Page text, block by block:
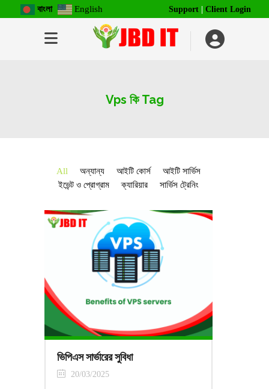
বাংলা English Support Client Login
Vps কি Tag
All অন্যান্য আইটি কোর্স
আইটি সার্ভিস
ইভেন্ট ও প্রোগ্রাম
ক্যারিয়ার সার্ভিস ট্রেনিং
ভিপিএস সার্ভারের সুবিধা
20/03/2025